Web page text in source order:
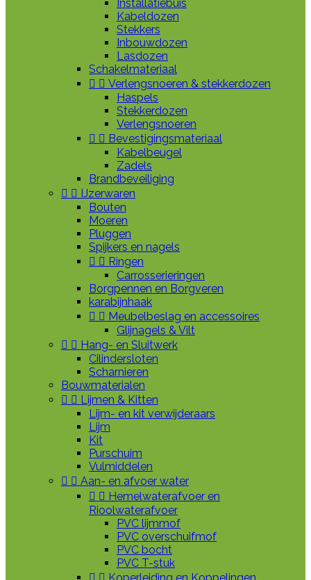
Installatiebuis
Kabeldozen
Stekkers
Inbouwdozen
Lasdozen
Schakelmateriaal
  Verlengsnoeren & stekkerdozen
Haspels
Stekkerdozen
Verlengsnoeren
  Bevestigingsmateriaal
Kabelbeugel
Zadels
Brandbeveiliging
  IJzerwaren
Bouten
Moeren
Pluggen
Spijkers en nagels
  Ringen
Carrosserieringen
Borgpennen en Borgveren
karabijnhaak
  Meubelbeslag en accessoires
Glijnagels & Vilt
  Hang- en Sluitwerk
Cilindersloten
Scharnieren
Bouwmaterialen
  Lijmen & Kitten
Lijm- en kit verwijderaars
Lijm
Kit
Purschuim
Vulmiddelen
  Aan- en afvoer water
  Hemelwaterafvoer en
Rioolwaterafvoer
PVC lijmmof
PVC overschuifmof
PVC bocht
PVC T-stuk